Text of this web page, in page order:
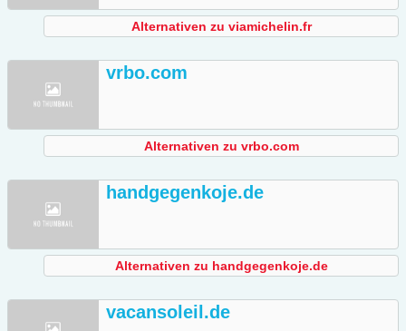
Alternativen zu viamichelin.fr
vrbo.com
Alternativen zu vrbo.com
handgegenkoje.de
Alternativen zu handgegenkoje.de
vacansoleil.de